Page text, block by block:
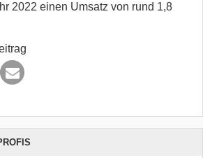
2022 einen Umsatz von rund 1,8